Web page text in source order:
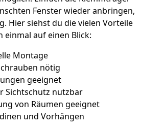
Fenster wieder anbringen,
Hier siehst du die vielen Vorteile
einmal auf einen Blick:
Montage
nötig
geeignet
Sichtschutz nutzbar
von Räumen geeignet
und Vorhängen